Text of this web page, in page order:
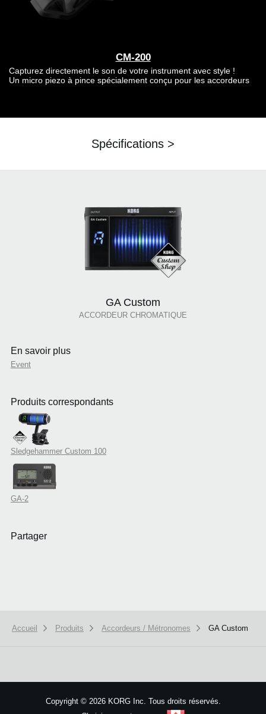
CM-200
Capturez directement le son de votre instrument avec style !
Un micro piezo à pince spécialement conçu pour les accordeurs
Spécifications >
GA Custom
ACCORDEUR CHROMATIQUE
En savoir plus
Event
Produits correspondants
Sledgehammer Custom 100
GA-2
Partager
Accueil Produits Accordeurs / Métronomes GA Custom
Copyright ©2026 KORG Inc. Tous droits réservés.